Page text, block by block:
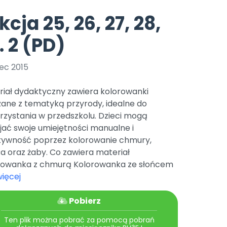
Archiwalne numery
Pomoc
Nowości
Promocje
czerwca 2024 r. uzyskała
r. Nr decyzji:
Online.
Bliżej Pieska
Pomoc zwierzętom
Książka (dla) Przedszkolaka
TikTok
Zobacz nas na TikToku
YouTube
25, 26, 27, 28,
2 (PD)
2015
dydaktyczny zawiera kolorowanki
z tematyką przyrody, idealne do
w przedszkolu. Dzieci mogą
swoje umiejętności manualne i
poprzez kolorowanie chmury,
oraz żaby. Co zawiera materiał
z chmurą Kolorowanka ze słońcem
Pobierz
Ten plik można pobrać za pomocą pobrań